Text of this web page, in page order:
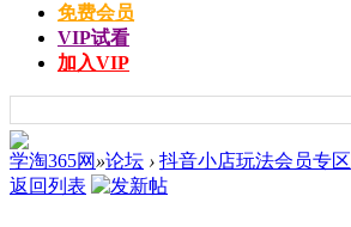
免费会员
VIP试看
加入VIP
学淘365网 »论坛 › 抖音小店玩法会员专区
返回列表